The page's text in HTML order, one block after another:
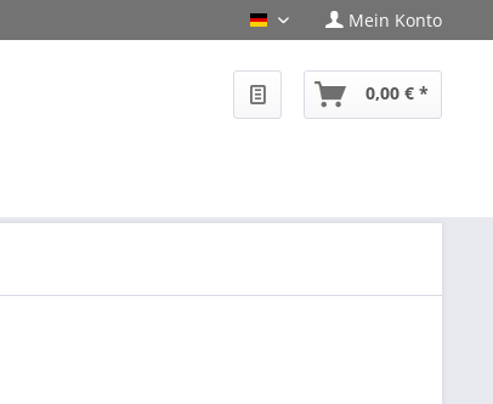
PHF-Shop Deutsch
Mein Konto
0,00 € *